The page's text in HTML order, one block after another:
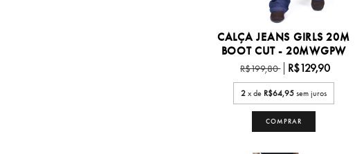
CALÇA JEANS GIRLS 20M
BOOT CUT - 20MWGPW
R$199,80 R$129,90
2 x de R$64,95 sem juros
COMPRAR